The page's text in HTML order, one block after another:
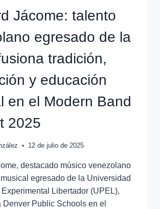
Jácome: talento
egresado de la
tradición,
y educación
en el Modern Band
2025
12 de julio de 2025
destacado músico venezolano
egresado de la Universidad
Libertador (UPEL),
Denver Public Schools en el